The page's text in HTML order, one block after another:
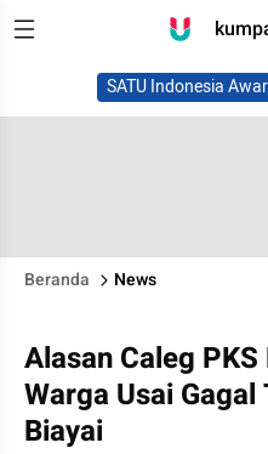
SATU Indonesia
Beranda News
Alasan Caleg
Warga Usai
Biayai